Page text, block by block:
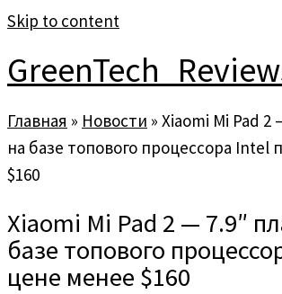
Skip to content
Главная » Новости » Xiaomi Mi Pad
на базе топового процессора Intel
$160
Xiaomi Mi Pad 2 — 7.9″
базе топового
цене менее $160